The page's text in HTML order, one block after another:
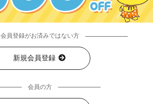
会員登録がお済みではない方
新規会員登録
会員の方